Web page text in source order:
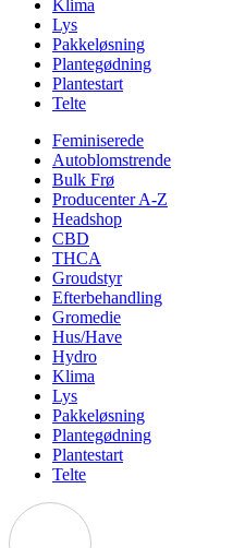
Klima
Lys
Pakkeløsning
Plantegødning
Plantestart
Telte
Feminiserede
Autoblomstrende
Bulk Frø
Producenter A-Z
Headshop
CBD
THCA
Groudstyr
Efterbehandling
Gromedie
Hus/Have
Hydro
Klima
Lys
Pakkeløsning
Plantegødning
Plantestart
Telte